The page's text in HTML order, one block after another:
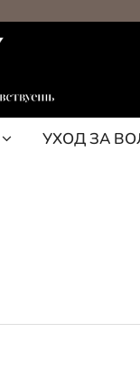
УХОД ЗА